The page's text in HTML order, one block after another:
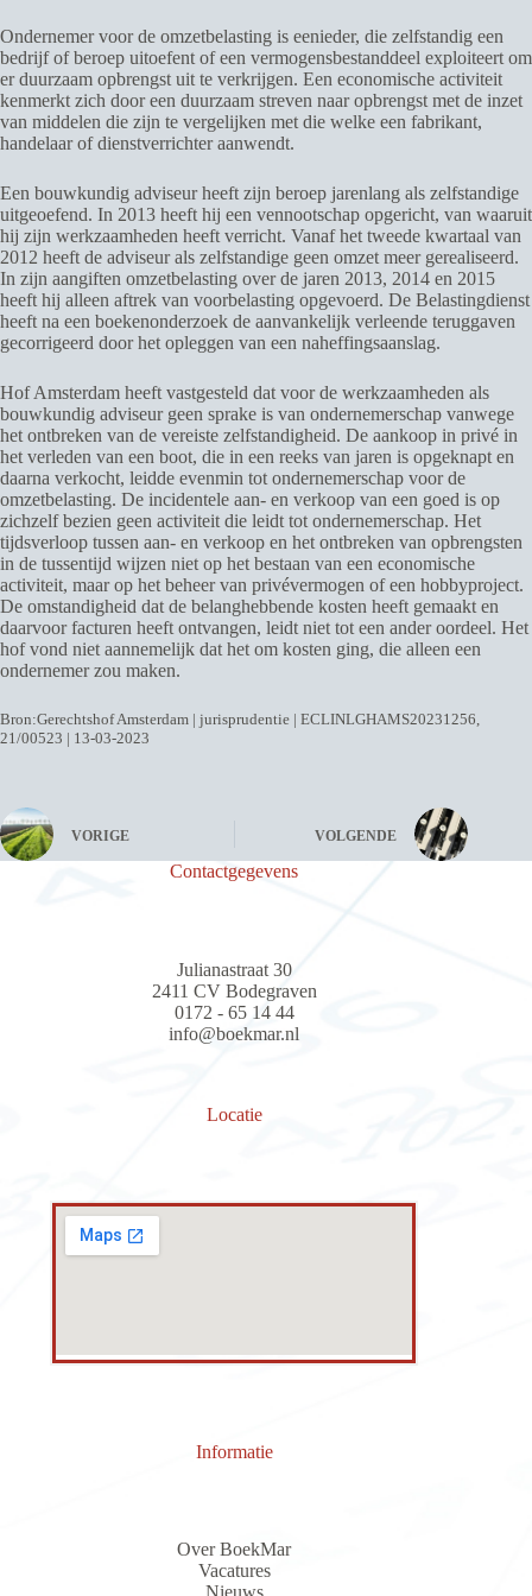
Ondernemer voor de omzetbelasting is eenieder, die zelfstandig een
bedrijf of beroep uitoefent of een vermogensbestanddeel exploiteert om
er duurzaam opbrengst uit te verkrijgen. Een economische activiteit
kenmerkt zich door een duurzaam streven naar opbrengst met de inzet
van middelen die zijn te vergelijken met die welke een fabrikant,
handelaar of dienstverrichter aanwendt.
Een bouwkundig adviseur heeft zijn beroep jarenlang als zelfstandige
uitgeoefend. In 2013 heeft hij een vennootschap opgericht, van waaruit
hij zijn werkzaamheden heeft verricht. Vanaf het tweede kwartaal van
2012 heeft de adviseur als zelfstandige geen omzet meer gerealiseerd.
In zijn aangiften omzetbelasting over de jaren 2013, 2014 en 2015
heeft hij alleen aftrek van voorbelasting opgevoerd. De Belastingdienst
heeft na een boekenonderzoek de aanvankelijk verleende teruggaven
gecorrigeerd door het opleggen van een naheffingsaanslag.
Hof Amsterdam heeft vastgesteld dat voor de werkzaamheden als
bouwkundig adviseur geen sprake is van ondernemerschap vanwege
het ontbreken van de vereiste zelfstandigheid. De aankoop in privé in
het verleden van een boot, die in een reeks van jaren is opgeknapt en
daarna verkocht, leidde evenmin tot ondernemerschap voor de
omzetbelasting. De incidentele aan- en verkoop van een goed is op
zichzelf bezien geen activiteit die leidt tot ondernemerschap. Het
tijdsverloop tussen aan- en verkoop en het ontbreken van opbrengsten
in de tussentijd wijzen niet op het bestaan van een economische
activiteit, maar op het beheer van privévermogen of een hobbyproject.
De omstandigheid dat de belanghebbende kosten heeft gemaakt en
daarvoor facturen heeft ontvangen, leidt niet tot een ander oordeel. Het
hof vond niet aannemelijk dat het om kosten ging, die alleen een
ondernemer zou maken.
Bron:Gerechtshof Amsterdam | jurisprudentie | ECLINLGHAMS20231256,
21/00523 | 13-03-2023
VORIGE VOLGENDE
Contactgegevens
Julianastraat 30
2411 CV Bodegraven
0172 - 65 14 44
info@boekmar.nl
Locatie
Informatie
Over BoekMar
Vacatures